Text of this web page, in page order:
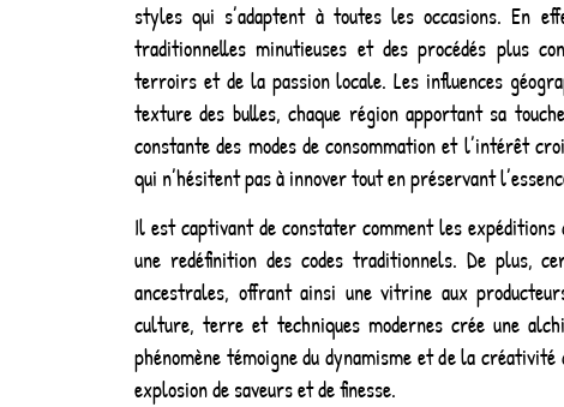
styles qui s’adaptent à toutes les occasions. En
traditionnelles minutieuses et des procédés plus
terroirs et de la passion locale. Les influences
texture des bulles, chaque région apportant sa
constante des modes de consommation et l’intérêt
qui n’hésitent pas à innover tout en préservant
Il est captivant de constater comment les
une redéfinition des codes traditionnels. De plus,
ancestrales, offrant ainsi une vitrine aux
culture, terre et techniques modernes crée une
phénomène témoigne du dynamisme et de la
explosion de saveurs et de finesse.